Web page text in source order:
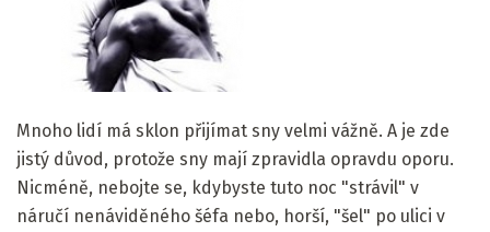
Mnoho lidí má sklon přijímat sny velmi vážně. A je zde
jistý důvod, protože sny mají zpravidla opravdu oporu.
Nicméně, nebojte se, kdybyste tuto noc "strávil" v
náručí nenáviděného šéfa nebo, horší, "šel" po ulici v